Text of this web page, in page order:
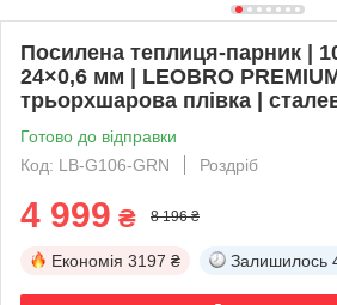
Посилена теплиця-парник |
24×0,6 мм | LEOBRO
трьорхшарова плівка |
Готово до відправки
Код: LB-G106-GRN
Роздріб
4 999 ₴ 8 196 ₴
Економія 3197 ₴ Залишилось